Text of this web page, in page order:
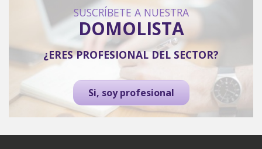
SUSCRÍBETE A NUESTRA
DOMOLISTA
¿ERES PROFESIONAL DEL SECTOR?
Si, soy profesional